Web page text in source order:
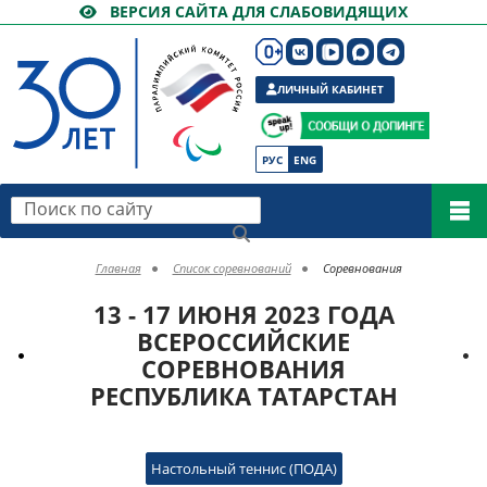
ВЕРСИЯ САЙТА ДЛЯ СЛАБОВИДЯЩИХ
РУС ENG
ЛИЧНЫЙ КАБИНЕТ
Поиск по сайту
Главная Список соревнований Соревнования
13 - 17 ИЮНЯ 2023 ГОДА
ВСЕРОССИЙСКИЕ
СОРЕВНОВАНИЯ
РЕСПУБЛИКА ТАТАРСТАН
Настольный теннис (ПОДА)